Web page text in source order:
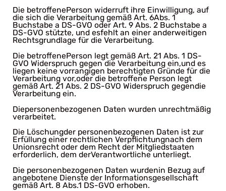
Die betroffenePerson widerruft ihre Einwilligung, auf
die sich die Verarbeitung gemäß Art. 6Abs. 1
Buchstabe a DS-GVO oder Art. 9 Abs. 2 Buchstabe a
DS-GVO stützte, und esfehlt an einer anderweitigen
Rechtsgrundlage für die Verarbeitung.
Die betroffenePerson legt gemäß Art. 21 Abs. 1 DS-
GVO Widerspruch gegen die Verarbeitung ein,und es
liegen keine vorrangigen berechtigten Gründe für die
Verarbeitung vor,oder die betroffene Person legt
gemäß Art. 21 Abs. 2 DS-GVO Widerspruch gegendie
Verarbeitung ein.
Diepersonenbezogenen Daten wurden unrechtmäßig
verarbeitet.
Die Löschungder personenbezogenen Daten ist zur
Erfüllung einer rechtlichen Verpflichtungnach dem
Unionsrecht oder dem Recht der Mitgliedstaaten
erforderlich, dem derVerantwortliche unterliegt.
Die personenbezogenen Daten wurdenin Bezug auf
angebotene Dienste der Informationsgesellschaft
gemäß Art. 8 Abs.1 DS-GVO erhoben.